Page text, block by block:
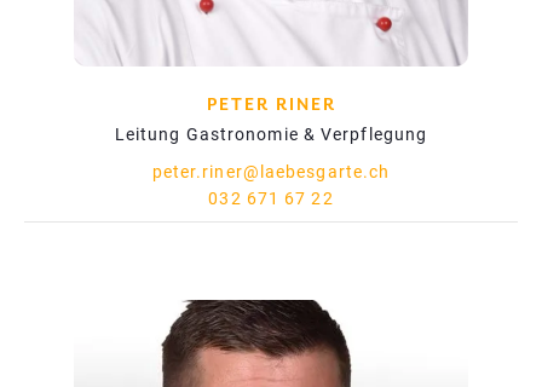
PETER RINER
Leitung Gastronomie & Verpflegung
peter.riner@laebesgarte.ch
032 671 67 22